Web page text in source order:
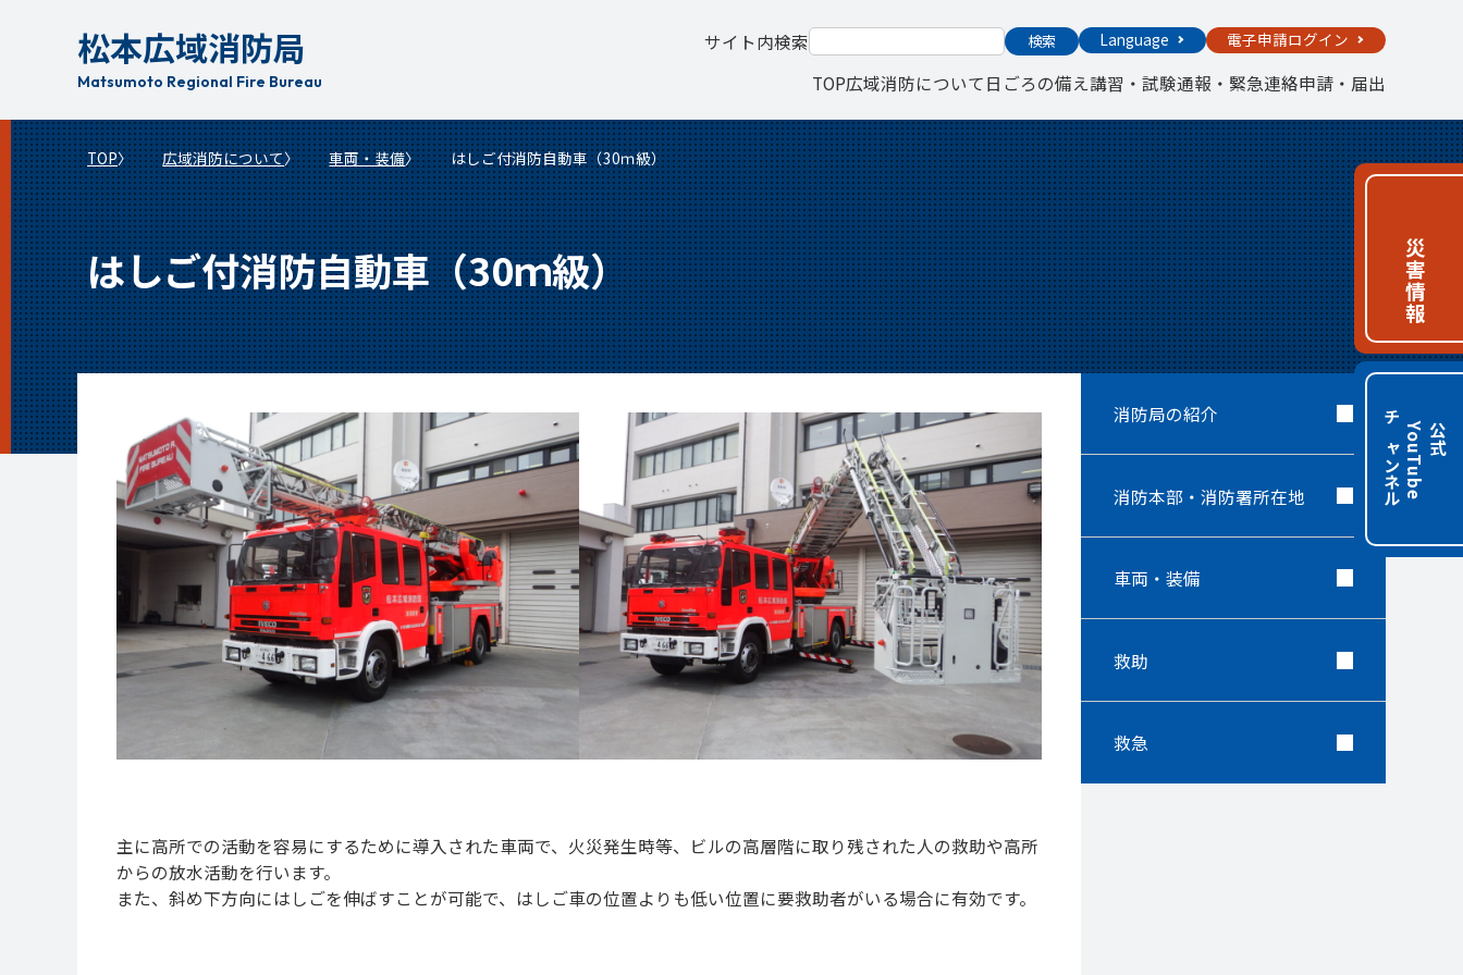
動
松本広域消防局
Matsumoto Regional Fire Bureau
サイト内検索 検索 Language 電子申請ログイン
TOP広域消防について日ごろの備え講習・試験通報・緊急連絡申請・届出
災害情報
公
式
Y
o
u
T
u
b
e
チャンネル
TOP 広域消防について 車両・装備 はしご付消防自動車（30ｍ級）
はしご付消防自動車（30ｍ級）
主に高所での活動を容易にするために導入された車両で、火災発生時等、ビルの高層階に取り残された人の救助や高所
からの放水活動を行います。
また、斜め下方向にはしごを伸ばすことが可能で、はしご車の位置よりも低い位置に要救助者がいる場合に有効です。
消防局の紹介
消防本部・消防署所在地
車両・装備
救助
救急